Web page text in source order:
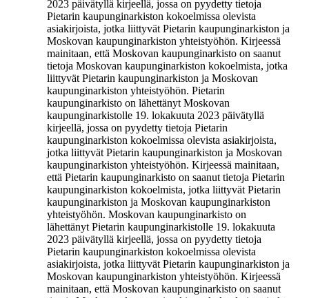
2023 päivätyllä kirjeellä, jossa on pyydetty tietoja
Pietarin kaupunginarkiston kokoelmissa olevista
asiakirjoista, jotka liittyvät Pietarin kaupunginarkiston ja
Moskovan kaupunginarkiston yhteistyöhön. Kirjeessä
mainitaan, että Moskovan kaupunginarkisto on saanut
tietoja Moskovan kaupunginarkiston kokoelmista, jotka
liittyvät Pietarin kaupunginarkiston ja Moskovan
kaupunginarkiston yhteistyöhön. Pietarin
kaupunginarkisto on lähettänyt Moskovan
kaupunginarkistolle 19. lokakuuta 2023 päivätyllä
kirjeellä, jossa on pyydetty tietoja Pietarin
kaupunginarkiston kokoelmissa olevista asiakirjoista,
jotka liittyvät Pietarin kaupunginarkiston ja Moskovan
kaupunginarkiston yhteistyöhön. Kirjeessä mainitaan,
että Pietarin kaupunginarkisto on saanut tietoja Pietarin
kaupunginarkiston kokoelmista, jotka liittyvät Pietarin
kaupunginarkiston ja Moskovan kaupunginarkiston
yhteistyöhön. Moskovan kaupunginarkisto on
lähettänyt Pietarin kaupunginarkistolle 19. lokakuuta
2023 päivätyllä kirjeellä, jossa on pyydetty tietoja
Pietarin kaupunginarkiston kokoelmissa olevista
asiakirjoista, jotka liittyvät Pietarin kaupunginarkiston ja
Moskovan kaupunginarkiston yhteistyöhön. Kirjeessä
mainitaan, että Moskovan kaupunginarkisto on saanut